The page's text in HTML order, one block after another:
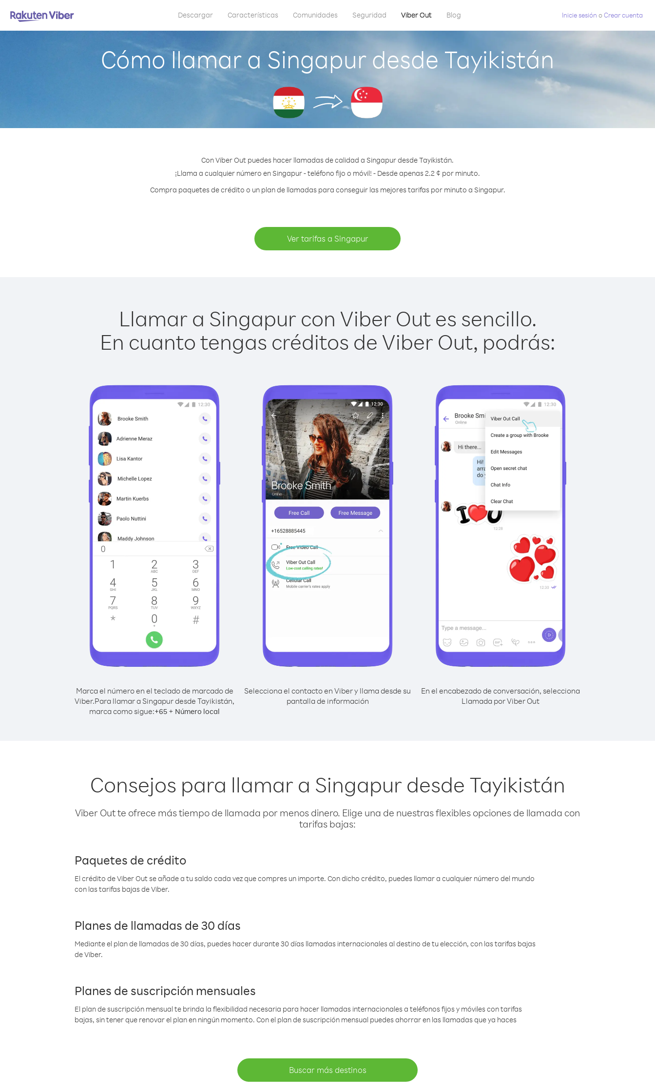
Descargar Características Comunidades Seguridad Viber Out Blog Inicie sesión oCrear cuenta
Cómo llamar a Singapur desde Tayikistán
Con Viber Out puedes hacer llamadas de calidad a Singapur desde Tayikistán.
¡Llama a cualquier número en Singapur - teléfono fijo o móvil! - Desde apenas 2.2 ¢ por minuto.
Compra paquetes de crédito o un plan de llamadas para conseguir las mejores tarifas por minuto a Singapur.
Ver tarifas a Singapur
Llamar a Singapur con Viber Out es sencillo.
En cuanto tengas créditos de Viber Out, podrás:
Marca el número en el teclado de marcado de
Viber.Para llamar a Singapur desde Tayikistán,
marca como sigue:+65 + Número local
Selecciona el contacto en Viber y llama desde su
pantalla de información
En el encabezado de conversación, selecciona
Llamada por Viber Out
Consejos para llamar a Singapur desde Tayikistán
Viber Out te ofrece más tiempo de llamada por menos dinero. Elige una de nuestras flexibles opciones de llamada con
tarifas bajas:
Paquetes de crédito
El crédito de Viber Out se añade a tu saldo cada vez que compres un importe. Con dicho crédito, puedes llamar a cualquier número del mundo
con las tarifas bajas de Viber.
Planes de llamadas de 30 días
Mediante el plan de llamadas de 30 días, puedes hacer durante 30 días llamadas internacionales al destino de tu elección, con las tarifas bajas
de Viber.
Planes de suscripción mensuales
El plan de suscripción mensual te brinda la flexibilidad necesaria para hacer llamadas internacionales a teléfonos fijos y móviles con tarifas
bajas, sin tener que renovar el plan en ningún momento. Con el plan de suscripción mensual puedes ahorrar en las llamadas que ya haces
Buscar más destinos